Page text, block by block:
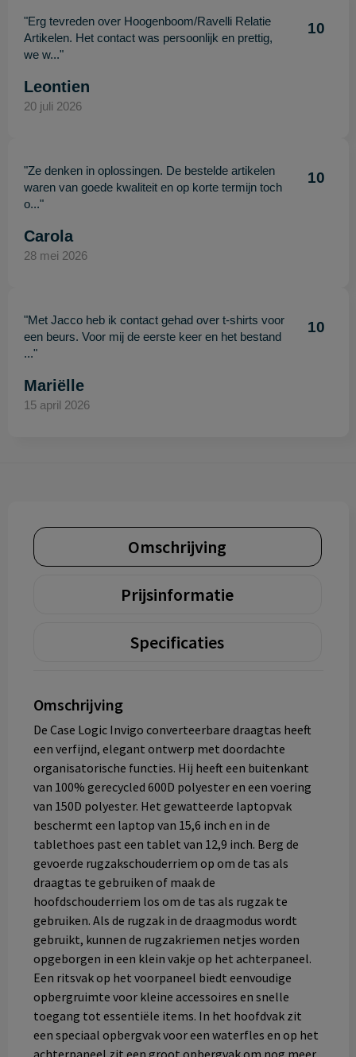
"Erg tevreden over Hoogenboom/Ravelli Relatie
Artikelen. Het contact was persoonlijk en prettig,
we w..."
10
Leontien
20 juli 2026
"Ze denken in oplossingen. De bestelde artikelen
waren van goede kwaliteit en op korte termijn toch
o..."
10
Carola
28 mei 2026
"Met Jacco heb ik contact gehad over t-shirts voor
een beurs. Voor mij de eerste keer en het bestand
..."
10
Mariëlle
15 april 2026
Omschrijving
Prijsinformatie
Specificaties
Omschrijving
De Case Logic Invigo converteerbare draagtas heeft
een verfijnd, elegant ontwerp met doordachte
organisatorische functies. Hij heeft een buitenkant
van 100% gerecycled 600D polyester en een voering
van 150D polyester. Het gewatteerde laptopvak
beschermt een laptop van 15,6 inch en in de
tablethoes past een tablet van 12,9 inch. Berg de
gevoerde rugzakschouderriem op om de tas als
draagtas te gebruiken of maak de
hoofdschouderriem los om de tas als rugzak te
gebruiken. Als de rugzak in de draagmodus wordt
gebruikt, kunnen de rugzakriemen netjes worden
opgeborgen in een klein vakje op het achterpaneel.
Een ritsvak op het voorpaneel biedt eenvoudige
opbergruimte voor kleine accessoires en snelle
toegang tot essentiële items. In het hoofdvak zit
een speciaal opbergvak voor een waterfles en op het